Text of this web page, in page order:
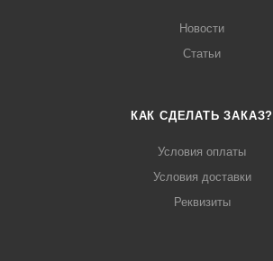
Новости
Статьи
КАК СДЕЛАТЬ ЗАКАЗ?
Условия оплаты
Условия доставки
Реквизиты